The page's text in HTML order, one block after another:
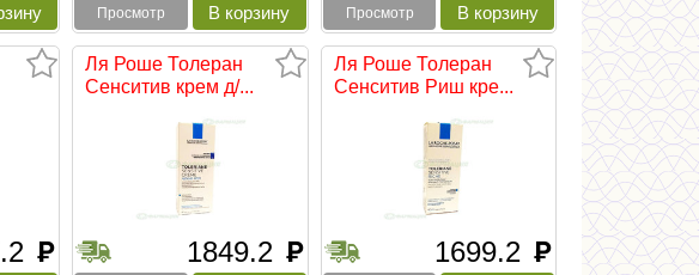
Просмотр Просмотр
руб
Ля Роше Толеран
Сенситив крем д/...
1849.2 руб
Ля Роше Толеран
Сенситив Риш кре...
1699.2 руб